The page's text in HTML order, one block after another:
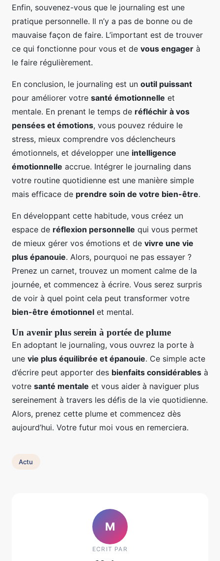
Enfin, souvenez-vous que le journaling est une
pratique personnelle. Il n’y a pas de bonne ou de
mauvaise façon de faire. L’important est de trouver
ce qui fonctionne pour vous et de vous engager à
le faire régulièrement.
En conclusion, le journaling est un outil puissant
pour améliorer votre santé émotionnelle et
mentale. En prenant le temps de réfléchir à vos
pensées et émotions, vous pouvez réduire le
stress, mieux comprendre vos déclencheurs
émotionnels, et développer une intelligence
émotionnelle accrue. Intégrer le journaling dans
votre routine quotidienne est une manière simple
mais efficace de prendre soin de votre bien-être.
En développant cette habitude, vous créez un
espace de réflexion personnelle qui vous permet
de mieux gérer vos émotions et de vivre une vie
plus épanouie. Alors, pourquoi ne pas essayer ?
Prenez un carnet, trouvez un moment calme de la
journée, et commencez à écrire. Vous serez surpris
de voir à quel point cela peut transformer votre
bien-être émotionnel et mental.
Un avenir plus serein à portée de plume
En adoptant le journaling, vous ouvrez la porte à
une vie plus équilibrée et épanouie. Ce simple acte
d’écrire peut apporter des bienfaits considérables à
votre santé mentale et vous aider à naviguer plus
sereinement à travers les défis de la vie quotidienne.
Alors, prenez cette plume et commencez dès
aujourd’hui. Votre futur moi vous en remerciera.
Actu
M
ECRIT PAR